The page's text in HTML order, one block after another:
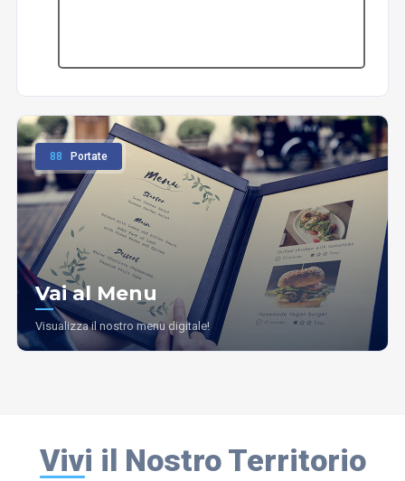
88 Portate
Vai al Menu
Visualizza il nostro menu digitale!
Vivi il Nostro Territorio